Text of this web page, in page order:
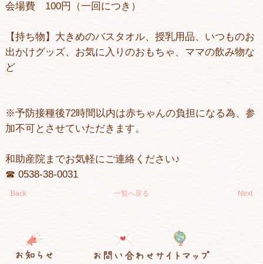
会場費 100円（一回につき）
【持ち物】大きめのバスタオル、授乳用品、いつものお
出かけグッズ、お気に入りのおもちゃ、ママの飲み物な
ど
※予防接種後72時間以内は赤ちゃんの負担になる為、参
加不可とさせていただきます。
和助産院までお気軽にご連絡ください♪
☎︎ 0538-38-0031
Back 一覧へ戻る Next